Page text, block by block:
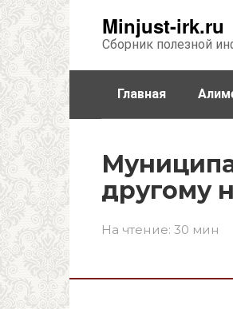
Minjust-irk.ru
Сборник полезной
Главная
другому
На чтение: 30 мин